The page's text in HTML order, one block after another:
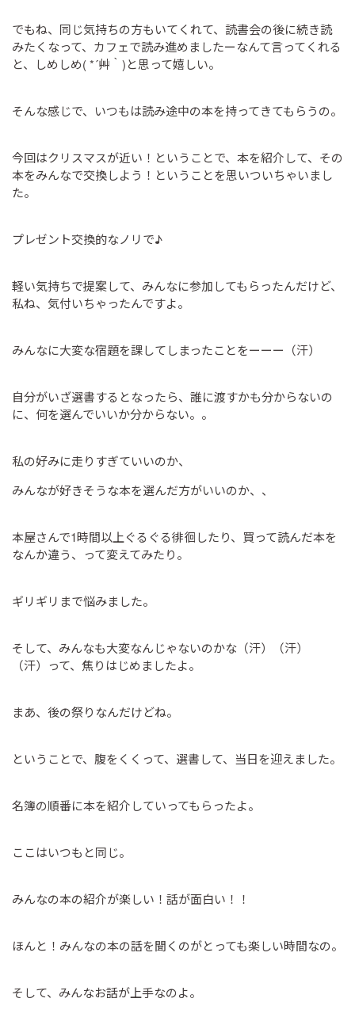
でもね、同じ気持ちの方もいてくれて、読書会の後に続き読
みたくなって、カフェで読み進めましたーなんて言ってくれる
と、しめしめ( *´艸｀)と思って嬉しい。
そんな感じで、いつもは読み途中の本を持ってきてもらうの。
今回はクリスマスが近い！ということで、本を紹介して、その
本をみんなで交換しよう！ということを思いついちゃいまし
た。
プレゼント交換的なノリで♪
軽い気持ちで提案して、みんなに参加してもらったんだけど、
私ね、気付いちゃったんですよ。
みんなに大変な宿題を課してしまったことをーーー（汗）
自分がいざ選書するとなったら、誰に渡すかも分からないの
に、何を選んでいいか分からない。。
私の好みに走りすぎていいのか、
みんなが好きそうな本を選んだ方がいいのか、、
本屋さんで1時間以上ぐるぐる徘徊したり、買って読んだ本を
なんか違う、って変えてみたり。
ギリギリまで悩みました。
そして、みんなも大変なんじゃないのかな（汗）（汗）
（汗）って、焦りはじめましたよ。
まあ、後の祭りなんだけどね。
ということで、腹をくくって、選書して、当日を迎えました。
名簿の順番に本を紹介していってもらったよ。
ここはいつもと同じ。
みんなの本の紹介が楽しい！話が面白い！！
ほんと！みんなの本の話を聞くのがとっても楽しい時間なの。
そして、みんなお話が上手なのよ。